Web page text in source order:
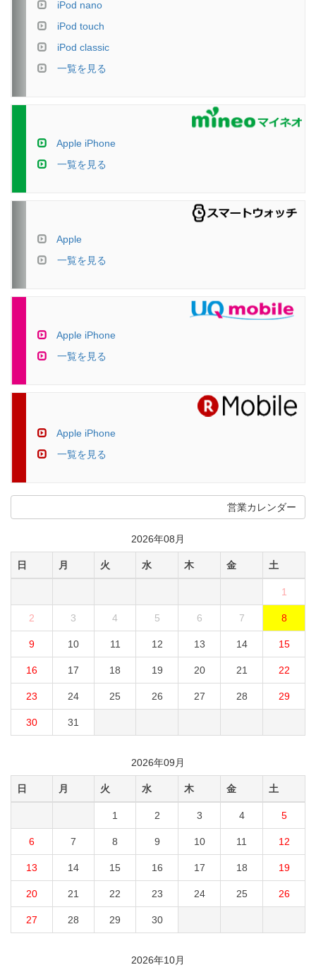
iPod nano
iPod touch
iPod classic
一覧を見る
Apple iPhone
一覧を見る
Apple
一覧を見る
Apple iPhone
一覧を見る
Apple iPhone
一覧を見る
営業カレンダー
2026年08月
日 月 火 水 木 金 土
1
2 3 4 5 6 7 8
9 10 11 12 13 14 15
16 17 18 19 20 21 22
23 24 25 26 27 28 29
30 31
2026年09月
日 月 火 水 木 金 土
1 2 3 4 5
6 7 8 9 10 11 12
13 14 15 16 17 18 19
20 21 22 23 24 25 26
27 28 29 30
2026年10月